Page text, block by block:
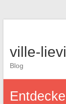
ville-
Blog